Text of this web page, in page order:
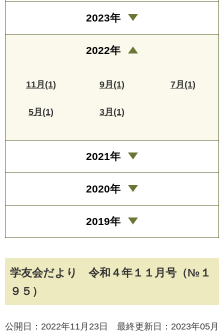
学友会だより 令和４年１１月号（№１
９５）
公開日：2022年11月23日 最終更新日：2023年05月
2023年
2022年
11月(1) 9月(1) 7月(1)
5月(1) 3月(1)
2021年
2020年
2019年